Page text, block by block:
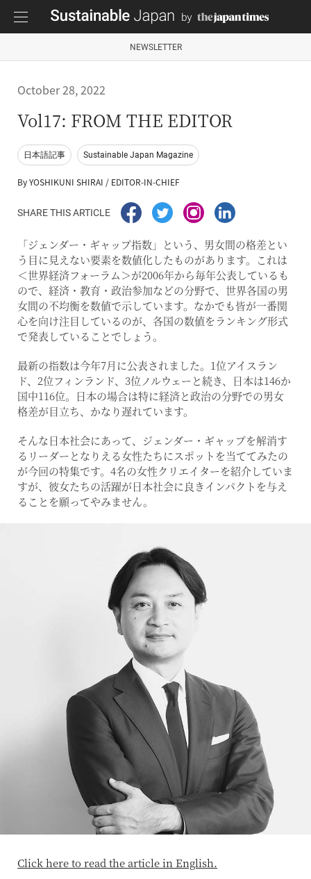
NEWSLETTER
October 28, 2022
Vol17: FROM THE EDITOR
日本語記事 Sustainable Japan Magazine
By YOSHIKUNI SHIRAI / EDITOR-IN-CHIEF
SHARE THIS ARTICLE
「ジェンダー・ギャップ指数」という、男女間の格差とい
う目に見えない要素を数値化したものがあります。これは
＜世界経済フォーラム＞が2006年から毎年公表しているも
ので、経済・教育・政治参加などの分野で、世界各国の男
女間の不均衡を数値で示しています。なかでも皆が一番関
心を向け注目しているのが、各国の数値をランキング形式
で発表していることでしょう。
最新の指数は今年7月に公表されました。1位アイスラン
ド、2位フィンランド、3位ノルウェーと続き、日本は146か
国中116位。日本の場合は特に経済と政治の分野での男女
格差が目立ち、かなり遅れています。
そんな日本社会にあって、ジェンダー・ギャップを解消す
るリーダーとなりえる女性たちにスポットを当ててみたの
が今回の特集です。4名の女性クリエイターを紹介していま
すが、彼女たちの活躍が日本社会に良きインパクトを与え
ることを願ってやみません。
Click here to read the article in English.